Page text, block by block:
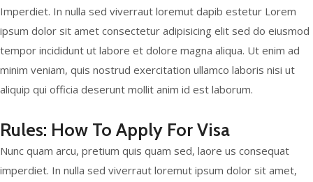
Imperdiet. In nulla sed viverraut loremut dapib estetur Lorem
ipsum dolor sit amet consectetur adipisicing elit sed do eiusmod
tempor incididunt ut labore et dolore magna aliqua. Ut enim ad
minim veniam, quis nostrud exercitation ullamco laboris nisi ut
aliquip qui officia deserunt mollit anim id est laborum.
Rules: How To Apply For Visa
Nunc quam arcu, pretium quis quam sed, laore us consequat
imperdiet. In nulla sed viverraut loremut ipsum dolor sit amet,